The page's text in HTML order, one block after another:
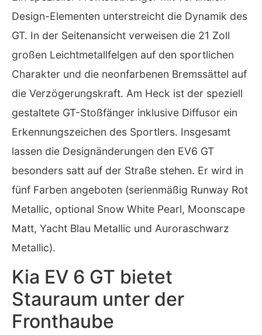
Design-Elementen unterstreicht die Dynamik des
GT. In der Seitenansicht verweisen die 21 Zoll
großen Leichtmetallfelgen auf den sportlichen
Charakter und die neonfarbenen Bremssättel auf
die Verzögerungskraft. Am Heck ist der speziell
gestaltete GT-Stoßfänger inklusive Diffusor ein
Erkennungszeichen des Sportlers. Insgesamt
lassen die Designänderungen den EV6 GT
besonders satt auf der Straße stehen. Er wird in
fünf Farben angeboten (serienmäßig Runway Rot
Metallic, optional Snow White Pearl, Moonscape
Matt, Yacht Blau Metallic und Auroraschwarz
Metallic).
Kia EV 6 GT bietet
Stauraum unter der
Fronthaube